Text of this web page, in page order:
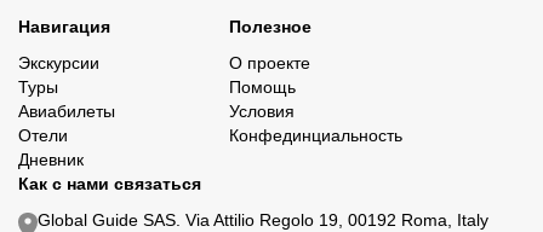
Навигация
Экскурсии
Туры
Авиабилеты
Отели
Дневник
Полезное
О проекте
Помощь
Условия
Конфединциальность
Как с нами связаться
Global Guide SAS. Via Attilio Regolo 19, 00192 Roma, Italy